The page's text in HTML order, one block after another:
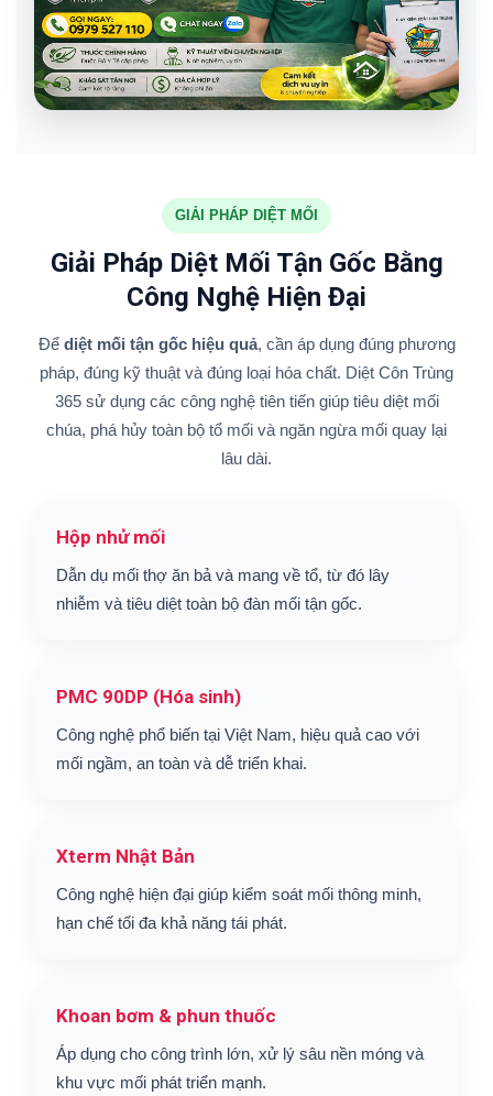
GIẢI PHÁP DIỆT MỐI
Giải Pháp Diệt Mối Tận Gốc Bằng
Công Nghệ Hiện Đại
Để diệt mối tận gốc hiệu quả, cần áp dụng đúng phương
pháp, đúng kỹ thuật và đúng loại hóa chất. Diệt Côn Trùng
365 sử dụng các công nghệ tiên tiến giúp tiêu diệt mối
chúa, phá hủy toàn bộ tổ mối và ngăn ngừa mối quay lại
lâu dài.
Hộp nhử mối
Dẫn dụ mối thợ ăn bả và mang về tổ, từ đó lây
nhiễm và tiêu diệt toàn bộ đàn mối tận gốc.
PMC 90DP (Hóa sinh)
Công nghệ phổ biến tại Việt Nam, hiệu quả cao với
mối ngầm, an toàn và dễ triển khai.
Xterm Nhật Bản
Công nghệ hiện đại giúp kiểm soát mối thông minh,
hạn chế tối đa khả năng tái phát.
Khoan bơm & phun thuốc
Áp dụng cho công trình lớn, xử lý sâu nền móng và
khu vực mối phát triển mạnh.